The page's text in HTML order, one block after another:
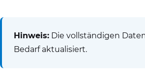
Hinweis: Die vollständigen
Bedarf aktualisiert.